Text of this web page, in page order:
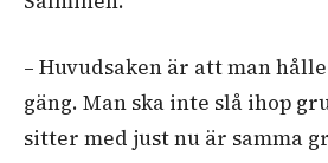
– Huvudsaken är att man
gäng. Man ska inte slå ihop
sitter med just nu är samma